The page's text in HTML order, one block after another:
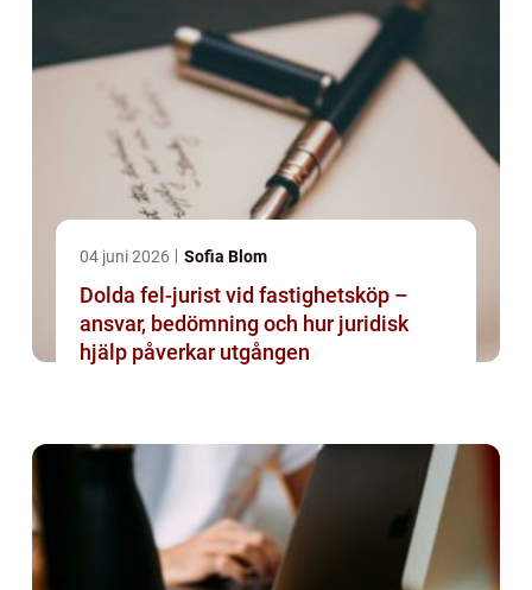
04 juni 2026 Sofia Blom
Dolda fel-jurist vid fastighetsköp –
ansvar, bedömning och hur juridisk
hjälp påverkar utgången